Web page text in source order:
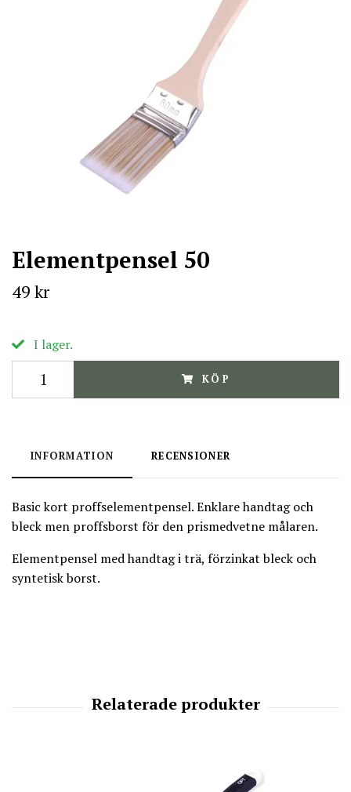
Elementpensel 50
49 kr
I lager.
KÖP
INFORMATION RECENSIONER
Basic kort proffselementpensel. Enklare handtag och
bleck men proffsborst för den prismedvetne målaren.
Elementpensel med handtag i trä, förzinkat bleck och
syntetisk borst.